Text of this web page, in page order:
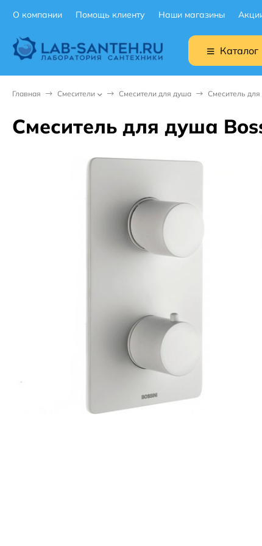
О компании Помощь клиенту Наши магазины
Каталог
Главная Смесители Смесители для душа Смеситель
Смеситель для душа